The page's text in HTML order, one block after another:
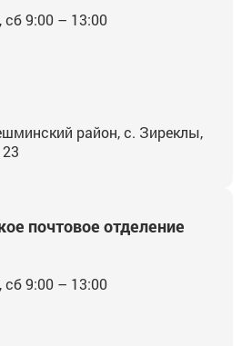
сб 9:00 – 13:00
район, с. Зиреклы,
почтовое отделение
сб 9:00 – 13:00